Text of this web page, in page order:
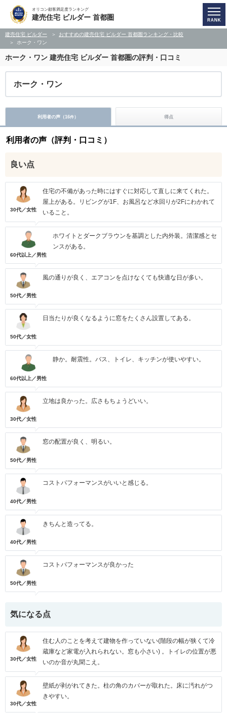
オリコン顧客満足度ランキング
建売住宅 ビルダー 首都圏
建売住宅 ビルダー
おすすめの建売住宅 ビルダー 首都圏ランキング・比較
ホーク・ワン
ホーク・ワン 建売住宅 ビルダー 首都圏の評判・口コミ
ホーク・ワン
利用者の声（16件） 得点
利用者の声（評判・口コミ）
良い点
30代／女性
住宅の不備があった時にはすぐに対応して直しに来てくれた。
屋上がある。リビングが1F、お風呂など水回りが2Fにわかれて
いること。
60代以上／男性
ホワイトとダークブラウンを基調とした内外装。清潔感とセ
ンスがある。
50代／男性
風の通りが良く、エアコンを点けなくても快適な日が多い。
50代／女性
日当たりが良くなるように窓をたくさん設置してある。
60代以上／男性
静か。耐震性。バス、トイレ、キッチンが使いやすい。
30代／女性
立地は良かった。広さもちょうどいい。
50代／男性
窓の配置が良く、明るい。
40代／男性
コストパフォーマンスがいいと感じる。
40代／男性
きちんと造ってる。
50代／男性
コストパフォーマンスが良かった
気になる点
30代／女性
住む人のことを考えて建物を作っていない(階段の幅が狭くて冷
蔵庫など家電が入れられない。窓も小さい) 。トイレの位置が悪
いのか音が丸聞こえ。
30代／女性
壁紙が剥がれてきた。柱の角のカバーが取れた。床に汚れがつ
きやすい。